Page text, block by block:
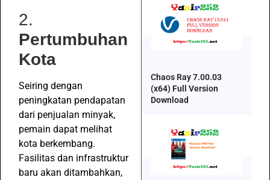
2.
Pertumbuhan
Kota
Seiring dengan
peningkatan pendapatan
dari penjualan minyak,
pemain dapat melihat
kota berkembang.
Fasilitas dan infrastruktur
baru akan ditambahkan,
Chaos Ray 7.00.03
(x64) Full Version
Download